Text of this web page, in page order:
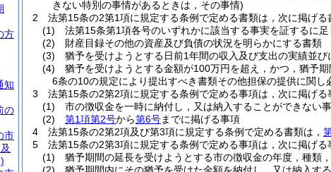
きない特別の事情があるときは，その事情)
2
法第15条の2第1項に規定する条例で定める書類は，次に掲げる
(1)
法第15条第1項各号のいずれかに該当する事実を証するに
(2)
財産目録その他の資産及び負債の状況を明らかにする書類
(3)
猶予を受けようとする日前1年間の収入及び支出の実績並
(4)
猶予を受けようとする金額が100万円を超え，かつ，猶予
6条の10の規定により提出すべき書類その他担保の提供に関し
3
法第15条の2第2項に規定する条例で定める事項は，次に掲げる
(1)
市の徴収金を一時に納付し，又は納入することができない
(2)
第1項第2号から第6号までに掲げる事項
4
法第15条の2第2項及び第3項に規定する条例で定める書類は，
5
法第15条の2第3項に規定する条例で定める事項は，次に掲げる
(1)
猶予期間の延長を受けようとする市の徴収金の年度，種類
方
知
の
市